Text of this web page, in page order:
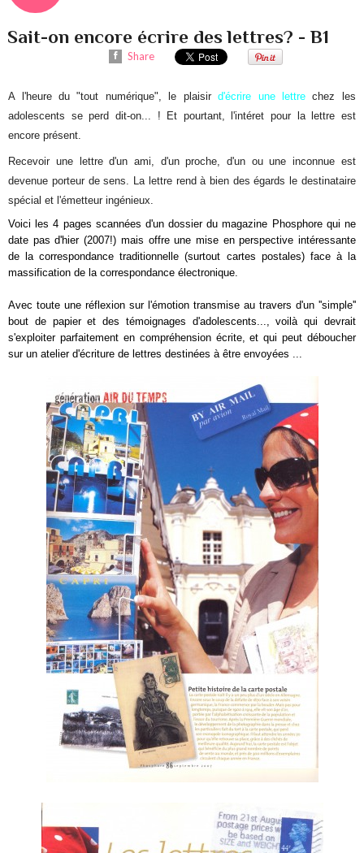
Sait-on encore écrire des lettres? - B1
Share
A l'heure du "tout numérique", le plaisird'écrire une lettre chez les
adolescents se perd dit-on... ! Et pourtant, l'intéret pour la lettre est
encore présent.
Recevoir une lettre d'un ami, d'un proche, d'un ou une inconnue est
devenue porteur de sens. La lettre rend à bien des égards le destinataire
spécial et l'émetteur ingénieux.
Voici les 4 pages scannées d'un dossier du magazine Phosphore qui ne
date pas d'hier (2007!) mais offre une mise en perspective intéressante
de la correspondance traditionnelle (surtout cartes postales) face à la
massification de la correspondance électronique.
Avec toute une réflexion sur l'émotion transmise au travers d'un ''simple''
bout de papier et des témoignages d'adolescents..., voilà qui devrait
s'exploiter parfaitement en compréhension écrite, et qui peut déboucher
sur un atelier d'écriture de lettres destinées à être envoyées ...